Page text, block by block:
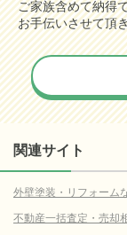
ご家族含めて納得
お手伝いさせて頂
関連サイト
外壁塗装・リフォーム
不動産一括査定・売却